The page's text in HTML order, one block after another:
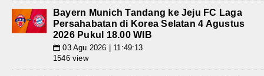
Bayern Munich Tandang ke Jeju FC Laga
Persahabatan di Korea Selatan 4 Agustus
2026 Pukul 18.00 WIB
📅 03 Agu 2026 | 11:49:13
1546 view